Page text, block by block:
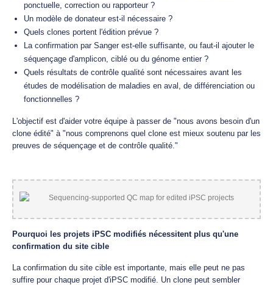
ponctuelle, correction ou rapporteur ?
Un modèle de donateur est-il nécessaire ?
Quels clones portent l'édition prévue ?
La confirmation par Sanger est-elle suffisante, ou faut-il ajouter le
séquençage d'amplicon, ciblé ou du génome entier ?
Quels résultats de contrôle qualité sont nécessaires avant les
études de modélisation de maladies en aval, de différenciation ou
fonctionnelles ?
L'objectif est d'aider votre équipe à passer de "nous avons besoin d'un
clone édité" à "nous comprenons quel clone est mieux soutenu par les
preuves de séquençage et de contrôle qualité."
Pourquoi les projets iPSC modifiés nécessitent plus qu'une
confirmation du site cible
La confirmation du site cible est importante, mais elle peut ne pas
suffire pour chaque projet d'iPSC modifié. Un clone peut sembler